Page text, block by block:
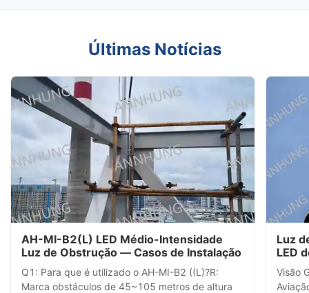
Últimas Notícias
AH-MI-B2(L) LED Médio-Intensidade
Luz de Obstrução — Casos de Instalação
Q1: Para que é utilizado o AH-MI-B2 ((L)?R:
Marca obstáculos de 45~105 metros de altura 
Luz
LED
com
Visão